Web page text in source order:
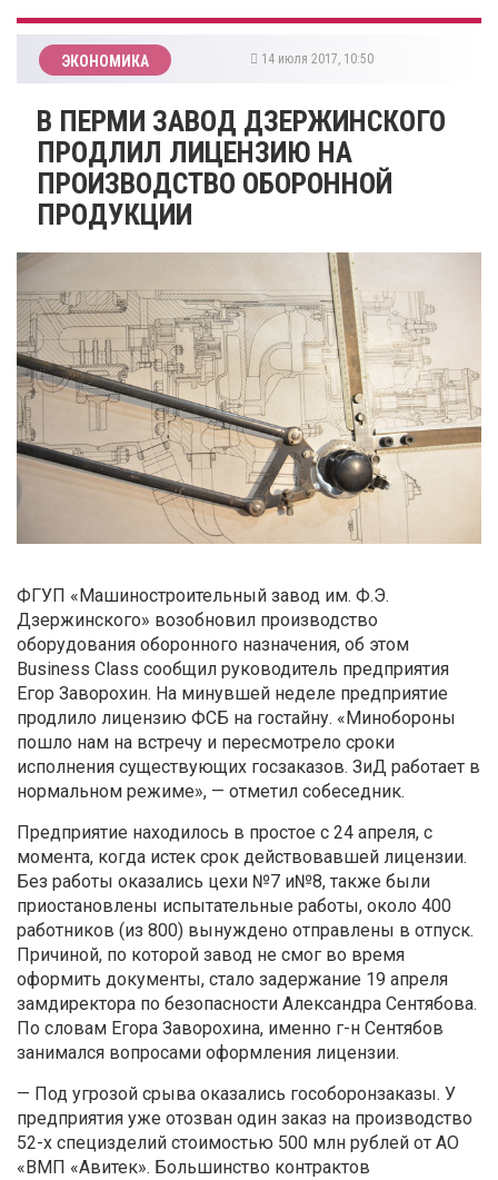
ЭКОНОМИКА 14 июля 2017, 10:50
В ПЕРМИ ЗАВОД ДЗЕРЖИНСКОГО
ПРОДЛИЛ ЛИЦЕНЗИЮ НА
ПРОИЗВОДСТВО ОБОРОННОЙ
ПРОДУКЦИИ
ФГУП «Машиностроительный завод им. Ф.Э.
Дзержинского» возобновил производство
оборудования оборонного назначения, об этом
Business Class сообщил руководитель предприятия
Егор Заворохин. На минувшей неделе предприятие
продлило лицензию ФСБ на гостайну. « Минобороны
пошло нам на встречу и пересмотрело сроки
исполнения существующих госзаказов. ЗиД работает в
нормальном режиме», — отметил собеседник.
Предприятие находилось в простое с 24 апреля, с
момента, когда истек срок действовавшей лицензии.
Без работы оказались цехи №7 и№8, также были
приостановлены испытательные работы, около 400
работников (из 800) вынуждено отправлены в отпуск.
Причиной, по которой завод не смог во время
оформить документы, стало задержание 19 апреля
замдиректора по безопасности Александра Сентябова.
По словам Егора Заворохина, именно г-н Сентябов
занимался вопросами оформления лицензии.
— Под угрозой срыва оказались гособоронзаказы. У
предприятия уже отозван один заказ на производство
52-х специзделий стоимостью 500 млн рублей от АО
«ВМП «Авитек». Большинство контрактов